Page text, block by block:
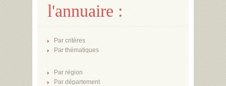
l'annuaire :
Par critères
Par thématiques
Par région
Par département